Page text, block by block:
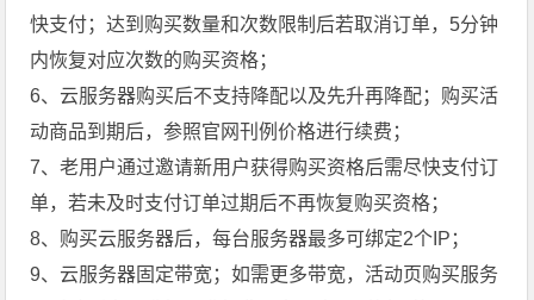
快支付；达到购买数量和次数限制后若取消订单，5分钟
内恢复对应次数的购买资格；
6、云服务器购买后不支持降配以及先升再降配；购买活
动商品到期后，参照官网刊例价格进行续费；
7、老用户通过邀请新用户获得购买资格后需尽快支付订
单，若未及时支付订单过期后不再恢复购买资格；
8、购买云服务器后，每台服务器最多可绑定2个IP；
9、云服务器固定带宽；如需更多带宽，活动页购买服务